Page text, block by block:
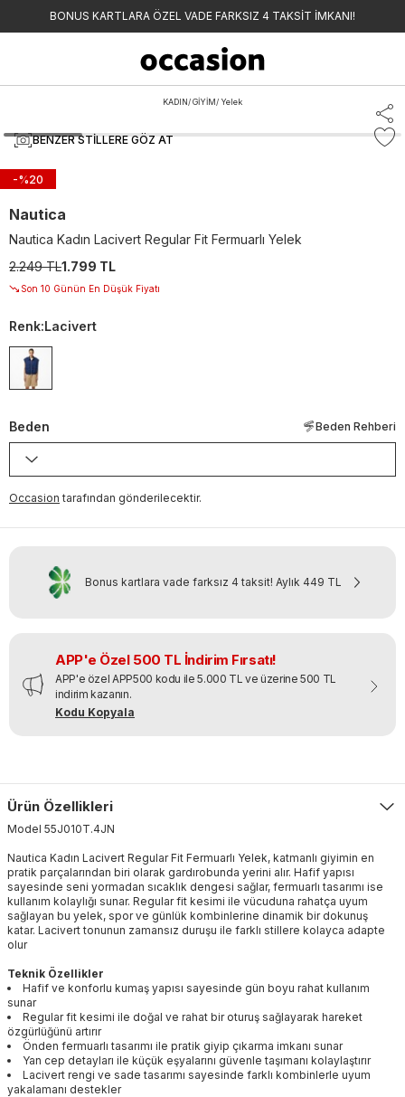
BONUS KARTLARA ÖZEL VADE FARKSIZ 4 TAKSİT İMKANI!
KADIN/GİYİM/ Yelek
BENZER STILLERE GÖZ AT
-%20
Nautica
Nautica Kadın Lacivert Regular Fit Fermuarlı Yelek
2.249 TL1.799 TL
Son 10 Günün En Düşük Fiyatı
Renk:Lacivert
Beden Beden Rehberi
Occasion tarafından gönderilecektir.
Bonus kartlara vade farksız 4 taksit! Aylık 449 TL
APP'e Özel 500 TL İndirim Fırsatı!
APP'e özel APP500 kodu ile 5.000 TL ve üzerine 500 TL
indirim kazanın.
Kodu Kopyala
Ürün Özellikleri
Model 55J010T.4JN
Nautica Kadın Lacivert Regular Fit Fermuarlı Yelek, katmanlı giyimin en
pratik parçalarından biri olarak gardırobunda yerini alır. Hafif yapısı
sayesinde seni yormadan sıcaklık dengesi sağlar, fermuarlı tasarımı ise
kullanım kolaylığı sunar. Regular fit kesimi ile vücuduna rahatça uyum
sağlayan bu yelek, spor ve günlük kombinlerine dinamik bir dokunuş
katar. Lacivert tonunun zamansız duruşu ile farklı stillere kolayca adapte
olur
Teknik Özellikler
Hafif ve konforlu kumaş yapısı sayesinde gün boyu rahat kullanım
sunar
Regular fit kesimi ile doğal ve rahat bir oturuş sağlayarak hareket
özgürlüğünü artırır
Önden fermuarlı tasarımı ile pratik giyip çıkarma imkanı sunar
Yan cep detayları ile küçük eşyalarını güvenle taşımanı kolaylaştırır
Lacivert rengi ve sade tasarımı sayesinde farklı kombinlerle uyum
yakalamanı destekler